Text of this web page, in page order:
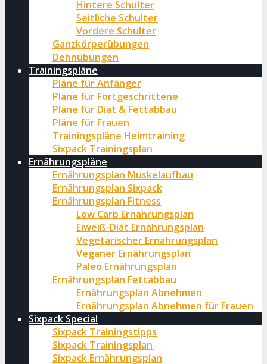
Hintere Schulter
Seitliche Schulter
Vordere Schulter
Ganzkörperübungen
Dehnübungen
Trainingspläne
Pläne für Anfänger
Pläne für Fortgeschrittene
Pläne für Diät & Fettabbau
Pläne für Frauen
Trainingspläne Heimtraining
Sixpack Trainingsplan
Ernährungspläne
Ernährungsplan Muskelaufbau
Ernährungsplan Sixpack
Ernährungsplan Fitness
Low Carb Ernährungsplan
Eiweiß-Diät Ernährungsplan
Vegetarischer Ernährungsplan
Veganer Ernährungsplan
Paleo Ernährungsplan
Ernährungsplan Fettabbau
Ernährungsplan Abnehmen
Ernährungsplan Abnehmen für Frauen
Sixpack Special
Sixpack Trainingstipps
Sixpack Trainingsplan
Sixpack Ernährungsplan